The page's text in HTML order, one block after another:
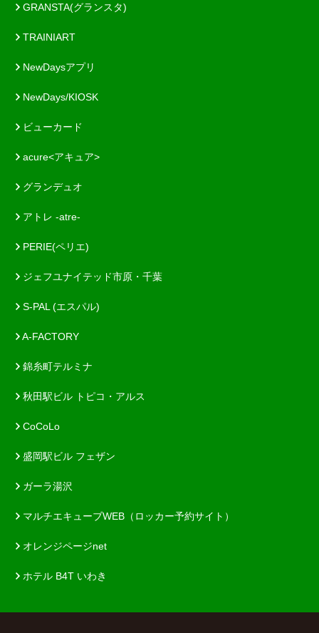
GRANSTA(グランスタ)
TRAINIART
NewDaysアプリ
NewDays/KIOSK
ビューカード
acure<アキュア>
グランデュオ
アトレ -atre-
PERIE(ペリエ)
ジェフユナイテッド市原・千葉
S-PAL (エスパル)
A-FACTORY
錦糸町テルミナ
秋田駅ビル トピコ・アルス
CoCoLo
盛岡駅ビル フェザン
ガーラ湯沢
マルチエキューブWEB（ロッカー予約サイト）
オレンジページnet
ホテル B4T いわき